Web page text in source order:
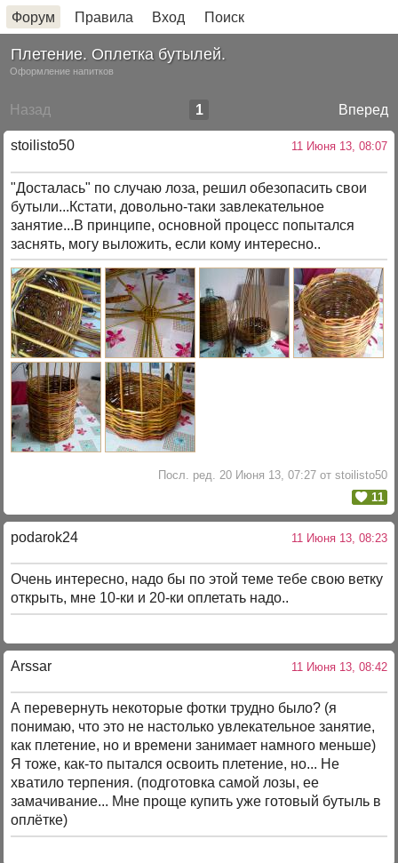
Форум Правила Вход Поиск
Плетение. Оплетка бутылей.
Оформление напитков
Назад Вперед
1
stoilisto50 11 Июня 13, 08:07
"Досталась" по случаю лоза, решил обезопасить свои
бутыли...Кстати, довольно-таки завлекательное
занятие...В принципе, основной процесс попытался
заснять, могу выложить, если кому интересно..
Посл. ред. 20 Июня 13, 07:27 от stoilisto50
11
podarok24 11 Июня 13, 08:23
Очень интересно, надо бы по этой теме тебе свою ветку
открыть, мне 10-ки и 20-ки оплетать надо..
Arssar 11 Июня 13, 08:42
А перевернуть некоторые фотки трудно было? (я
понимаю, что это не настолько увлекательное занятие,
как плетение, но и времени занимает намного меньше)
Я тоже, как-то пытался освоить плетение, но... Не
хватило терпения. (подготовка самой лозы, ее
замачивание... Мне проще купить уже готовый бутыль в
оплётке)